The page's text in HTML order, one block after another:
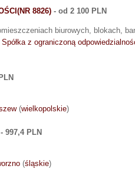
8826) - od 2 100 PLN
biurowych, blokach,
z ograniczoną
(wielkopolskie)
- 997,4 PLN
(śląskie)